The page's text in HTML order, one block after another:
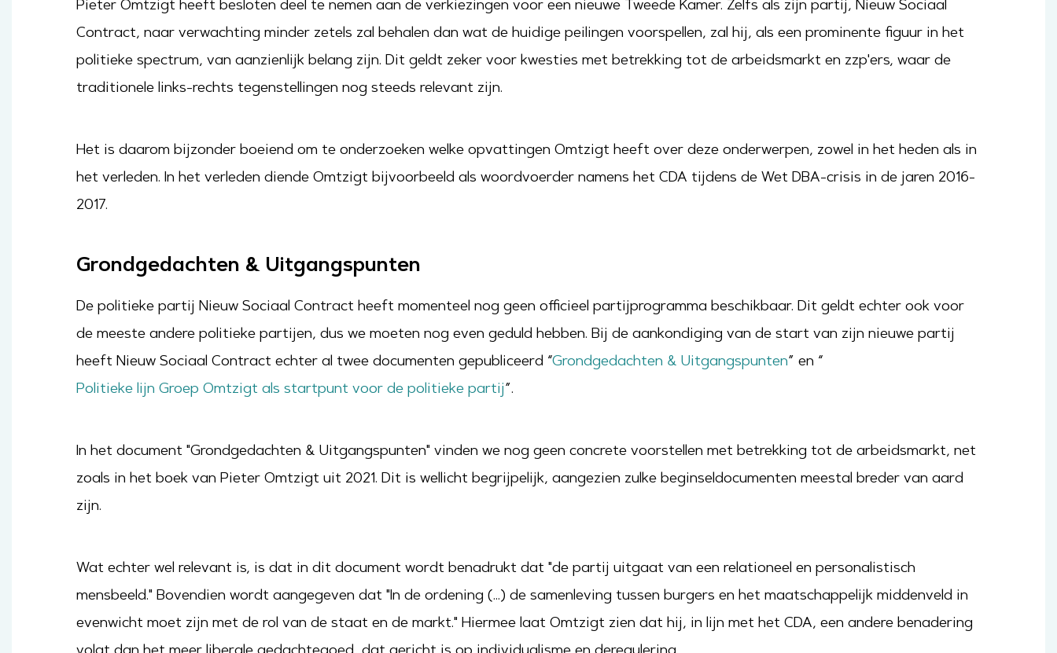
Pieter Omtzigt heeft besloten deel te nemen aan de verkiezingen voor een nieuwe Tweede Kamer. Zelfs als zijn partij, Nieuw Sociaal
Contract, naar verwachting minder zetels zal behalen dan wat de huidige peilingen voorspellen, zal hij, als een prominente figuur in het
politieke spectrum, van aanzienlijk belang zijn. Dit geldt zeker voor kwesties met betrekking tot de arbeidsmarkt en zzp'ers, waar de
traditionele links-rechts tegenstellingen nog steeds relevant zijn.
Het is daarom bijzonder boeiend om te onderzoeken welke opvattingen Omtzigt heeft over deze onderwerpen, zowel in het heden als in
het verleden. In het verleden diende Omtzigt bijvoorbeeld als woordvoerder namens het CDA tijdens de Wet DBA-crisis in de jaren 2016-
2017.
Grondgedachten & Uitgangspunten
De politieke partij Nieuw Sociaal Contract heeft momenteel nog geen officieel partijprogramma beschikbaar. Dit geldt echter ook voor
de meeste andere politieke partijen, dus we moeten nog even geduld hebben. Bij de aankondiging van de start van zijn nieuwe partij
heeft Nieuw Sociaal Contract echter al twee documenten gepubliceerd “Grondgedachten & Uitgangspunten” en “
Politieke lijn Groep Omtzigt als startpunt voor de politieke partij”.
In het document "Grondgedachten & Uitgangspunten" vinden we nog geen concrete voorstellen met betrekking tot de arbeidsmarkt, net
zoals in het boek van Pieter Omtzigt uit 2021. Dit is wellicht begrijpelijk, aangezien zulke beginseldocumenten meestal breder van aard
zijn.
Wat echter wel relevant is, is dat in dit document wordt benadrukt dat "de partij uitgaat van een relationeel en personalistisch
mensbeeld." Bovendien wordt aangegeven dat "In de ordening (…) de samenleving tussen burgers en het maatschappelijk middenveld in
evenwicht moet zijn met de rol van de staat en de markt." Hiermee laat Omtzigt zien dat hij, in lijn met het CDA, een andere benadering